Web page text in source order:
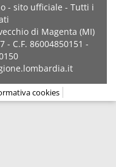
- sito ufficiale - Tutti i
di Magenta (MI)
- C.F. 86004850151 -
cookies